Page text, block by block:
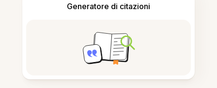
Generatore di citazioni